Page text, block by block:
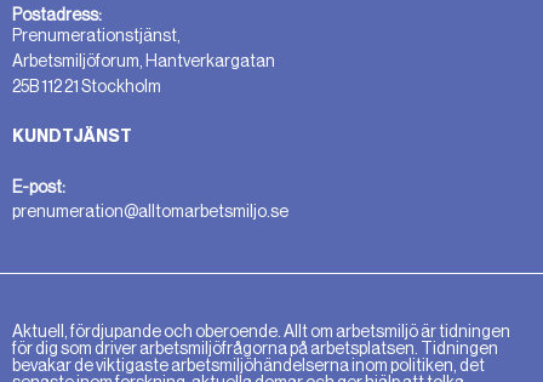
Postadress:
Prenumerationstjänst,
Arbetsmiljöforum, Hantverkargatan
25B 112 21 Stockholm
KUNDTJÄNST
E-post:
prenumeration@alltomarbetsmiljo.se
Aktuell, fördjupande och oberoende. Allt om arbetsmiljö är tidningen
för dig som driver arbetsmiljöfrågorna på arbetsplatsen. Tidningen
bevakar de viktigaste arbetsmiljöhändelserna inom politiken, det